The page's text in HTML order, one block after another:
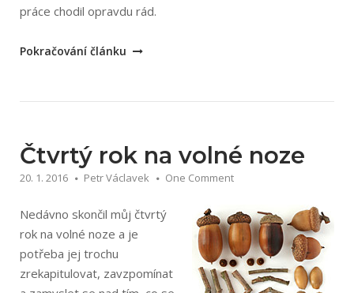
práce chodil opravdu rád.
„Další
noze“
Pokračování článku
Čtvrtý rok na volné noze
20. 1. 2016 Petr Václavek One Comment
Nedávno skončil můj čtvrtý
rok na volné noze a je
potřeba jej trochu
zrekapitulovat, zavzpomínat